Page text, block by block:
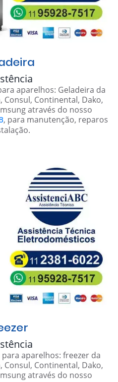
aparelhos: Geladeira da
Consul, Continental, Dako,
através do nosso
, para manutenção, reparos
aparelhos: freezer da
Consul, Continental, Dako,
através do nosso